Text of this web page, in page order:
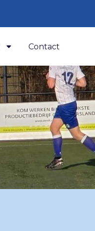
Contact